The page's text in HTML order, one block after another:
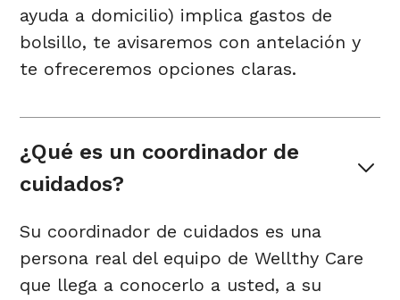
ayuda a domicilio) implica gastos de
bolsillo, te avisaremos con antelación y
te ofreceremos opciones claras.
¿Qué es un coordinador de
cuidados?
Su coordinador de cuidados es una
persona real del equipo de Wellthy Care
que llega a conocerlo a usted, a su